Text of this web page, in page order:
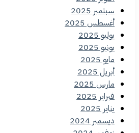
سبتمبر 2025
أغسطس 2025
يوليو 2025
يونيو 2025
مايو 2025
أبريل 2025
مارس 2025
فبراير 2025
يناير 2025
ديسمبر 2024